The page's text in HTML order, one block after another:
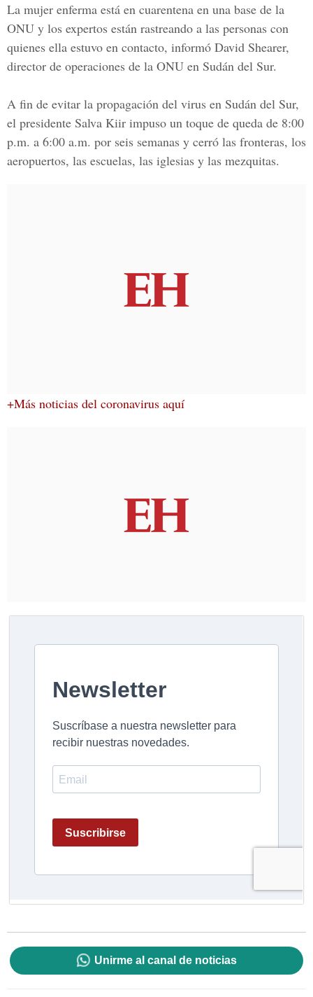
La mujer enferma está en cuarentena en una base de la
ONU y los expertos están rastreando a las personas con
quienes ella estuvo en contacto, informó David Shearer,
director de operaciones de la ONU en Sudán del Sur.
A fin de evitar la propagación del virus en Sudán del Sur,
el presidente Salva Kiir impuso un toque de queda de 8:00
p.m. a 6:00 a.m. por seis semanas y cerró las fronteras, los
aeropuertos, las escuelas, las iglesias y las mezquitas.
+Más noticias del coronavirus aquí
Unirme al canal de noticias